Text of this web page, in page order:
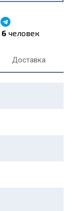
6 человек
Доставка